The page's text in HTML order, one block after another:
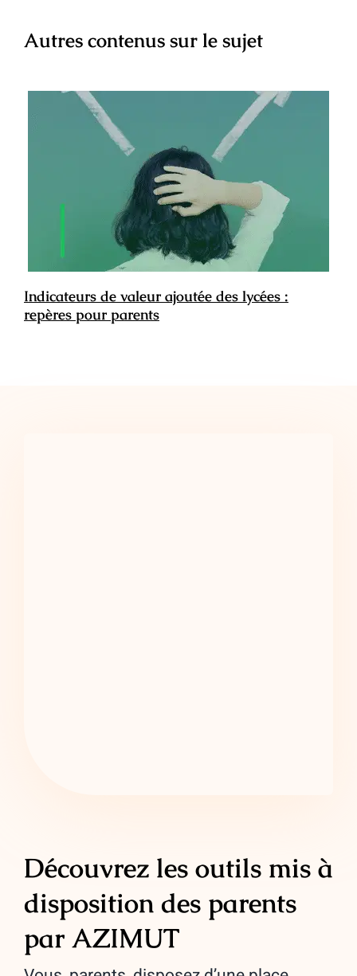
Autres contenus sur le sujet
Indicateurs de valeur ajoutée des lycées :
repères pour parents
Découvrez les outils mis à
disposition des parents
par AZIMUT